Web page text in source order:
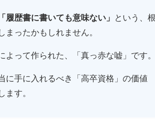
履歴書に書いても意味ない」
という、根
ったかもしれません。
って作られた、「真っ赤な嘘」です。
に手に入れるべき「高卒資格」の価値
す。